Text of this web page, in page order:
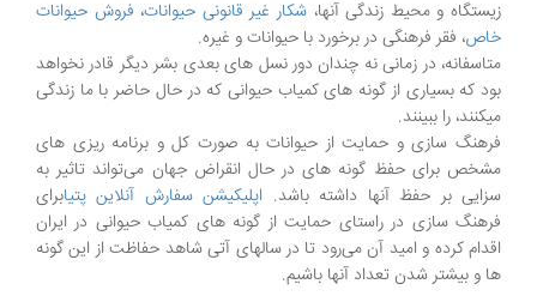
زیستگاه و محیط زندگی آنها، شکار غیر قانونی حیوانات، فروش حیوانات
خاص، فقر فرهنگی در برخورد با حیوانات و غیره.
متاسفانه، در زمانی نه چندان دور نسل های بعدی بشر دیگر قادر نخواهد
بود که بسیاری از گونه های کمیاب حیوانی که در حال حاضر با ما زندگی
میکنند، را ببینند.
فرهنگ سازی و حمایت از حیوانات به صورت کل و برنامه ریزی های
مشخص برای حفظ گونه های در حال انقراض جهان می‌تواند تاثیر به
سزایی بر حفظ آنها داشته باشد. اپلیکیشن سفارش آنلاین پتیابرای
فرهنگ سازی در راستای حمایت از گونه های کمیاب حیوانی در ایران
اقدام کرده و امید آن می‌رود تا در سالهای آتی شاهد حفاظت از این گونه
ها و بیشتر شدن تعداد آنها باشیم.